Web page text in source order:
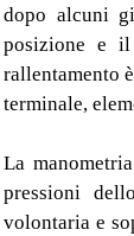
dopo alcuni
posizione e
rallentamento
terminale,
La
pressioni
volontaria e